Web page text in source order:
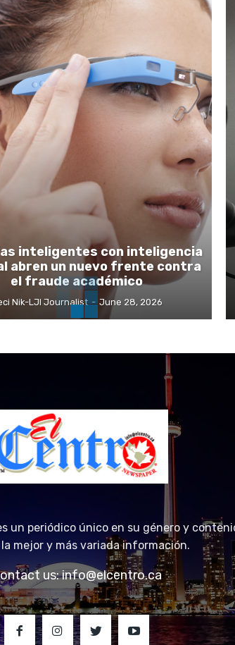
inteligentes con inteligencia
abren un nuevo frente contra
el fraude académico
Nik-LJI Journalist - June 28, 2026
un periódico único en su género y
mejor y más variada información.
us:info@elcentro.ca